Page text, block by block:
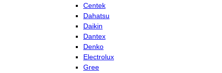
Centek
Dahatsu
Daikin
Dantex
Denko
Electrolux
Gree